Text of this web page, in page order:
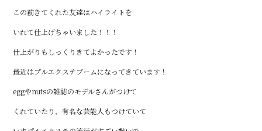
この前きてくれた友達はハイライトを
いれて仕上げちゃいました！！！
仕上がりもしっくりきてよかったです！
最近はプルエクステブームになってきています！
eggやnutsの雑誌のモデルさんがつけて
くれていたり、有名な芸能人もつけていて